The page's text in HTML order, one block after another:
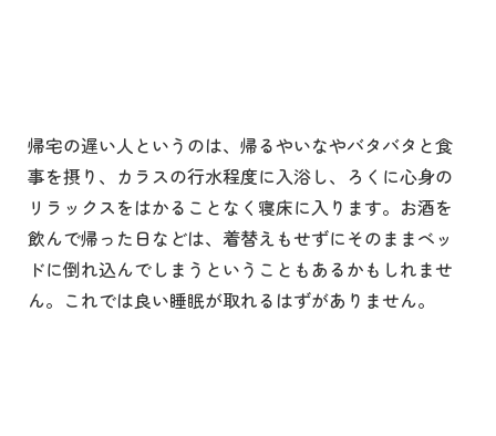
帰宅の遅い人というのは、帰るやいなやバタバタと食
事を摂り、カラスの行水程度に入浴し、ろくに心身の
リラックスをはかることなく寝床に入ります。お酒を
飲んで帰った日などは、着替えもせずにそのままベッ
ドに倒れ込んでしまうということもあるかもしれませ
ん。これでは良い睡眠が取れるはずがありません。